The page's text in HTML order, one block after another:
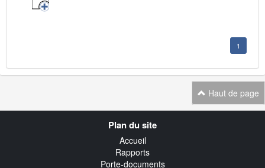
1
Haut de page
Plan du site
Accueil
Rapports
Porte-documents